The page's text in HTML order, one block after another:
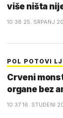
više ništa
10:38 25. SRPANJ
POL POTOVI
Crveni
organe bez
10:37 16. STUDENI